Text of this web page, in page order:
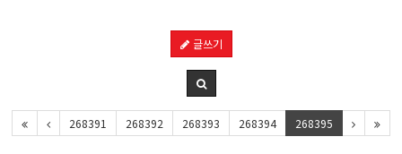
글쓰기
268391 268392 268393 268394 268395